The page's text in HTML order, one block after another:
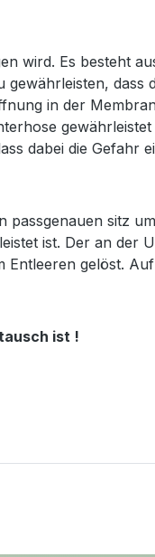
wird. Es besteht
in der
dabei die Gefahr
sitz
ist. Der an der
gelöst.
ist !